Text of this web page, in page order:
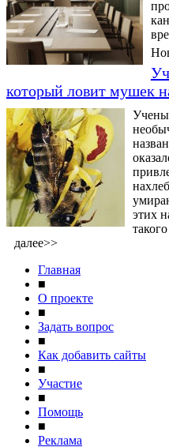
который ловит мушек
этих
далее>>
Главная
■
О проекте
■
Задать вопрос
■
Как добавить сайты
■
Участие
■
Помощь
■
Реклама